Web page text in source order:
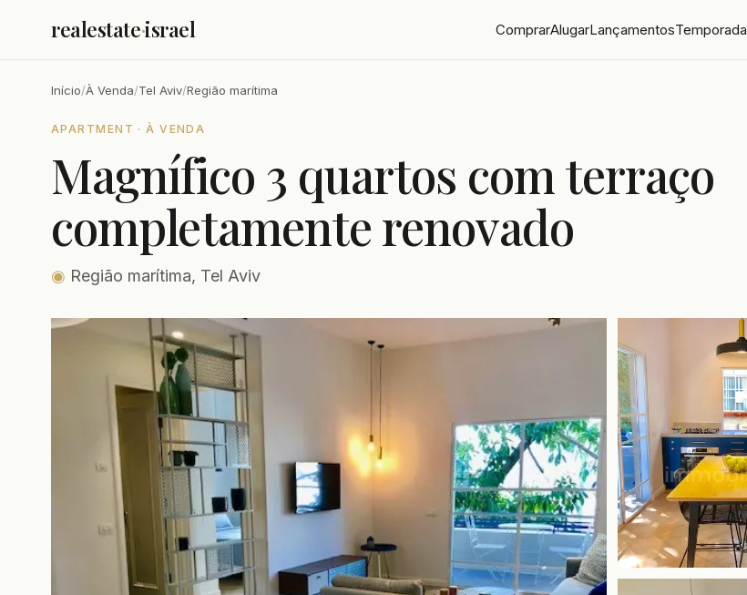
realestate·israel ComprarAlugarLançamentosTemporada
Início/À Venda/Tel Aviv/Região marítima
APARTMENT · À VENDA
Magnífico 3 quartos com terraço
completamente renovado
◉ Região marítima, Tel Aviv